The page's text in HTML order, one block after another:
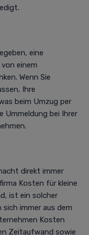
eine
einem
Wenn Sie
Ihre
beim Umzug per
Ummeldung bei Ihrer
direkt immer
Kosten für kleine
ist ein solcher
immer aus dem
Kosten
Zeitaufwand sowie